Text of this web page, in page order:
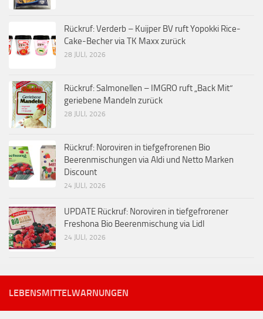
Rückruf: Verderb – Kuijper BV ruft Yopokki Rice-
Cake-Becher via TK Maxx zurück
28 JULI, 2026
Rückruf: Salmonellen – IMGRO ruft „Back Mit“
geriebene Mandeln zurück
28 JULI, 2026
Rückruf: Noroviren in tiefgefrorenen Bio
Beerenmischungen via Aldi und Netto Marken
Discount
24 JULI, 2026
UPDATE Rückruf: Noroviren in tiefgefrorener
Freshona Bio Beerenmischung via Lidl
24 JULI, 2026
LEBENSMITTELWARNUNGEN